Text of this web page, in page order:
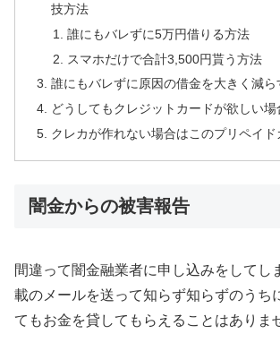
技方法
誰にもバレずに5万円借りる方法
スマホだけで合計3,500円貰う方法
誰にもバレずに原因の借金を大きく減ら
どうしてもクレジットカードが欲しい場
クレカが作れない場合はこのプリペイド
闇金からの被害報告
間違って闇金融業者に申し込みをしてし
載のメールを送って知らず知らずのうち
てもお金を貸してもらえることはありま